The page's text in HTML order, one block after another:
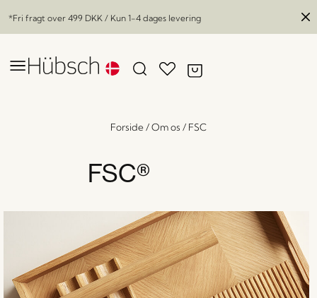
*Fri fragt over 499 DKK / Kun 1-4 dages levering
Forside/Om os / FSC
FSC®